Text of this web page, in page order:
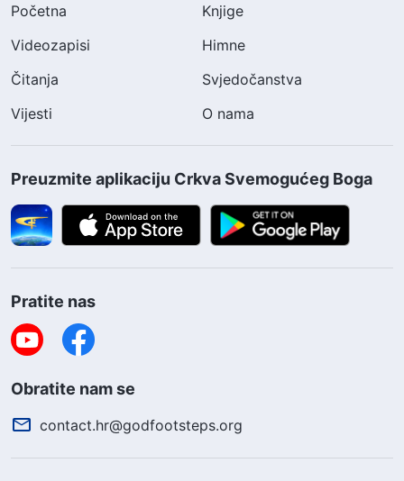
Početna
Knjige
Videozapisi
Himne
Čitanja
Svjedočanstva
Vijesti
O nama
Preuzmite aplikaciju Crkva Svemogućeg Boga
Pratite nas
Obratite nam se
contact.hr@godfootsteps.org